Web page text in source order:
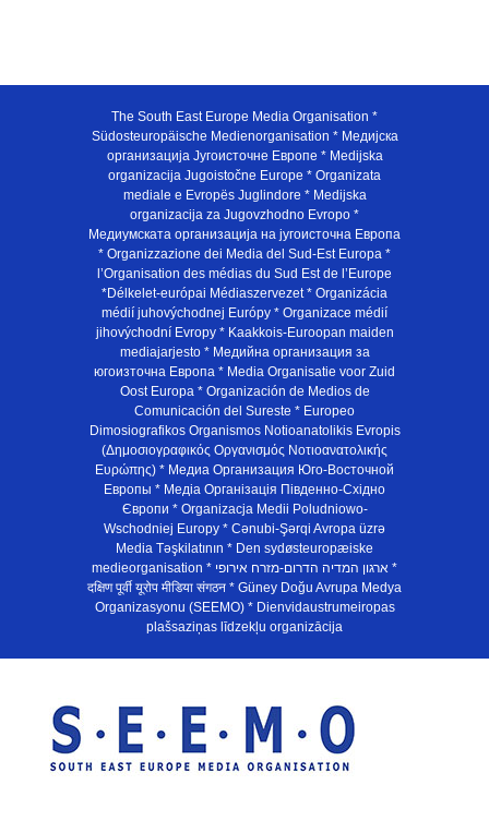
The South East Europe Media Organisation *
Südosteuropäische Medienorganisation * Медијска
организација Југоисточне Европе * Medijska
organizacija Jugoistočne Europe * Organizata
mediale e Evropës Juglindore * Medijska
organizacija za Jugovzhodno Evropo *
Медиумската организација на југоисточна Европа
* Organizzazione dei Media del Sud-Est Europa *
l’Organisation des médias du Sud Est de l’Europe
*Délkelet-európai Médiaszervezet * Organizácia
médií juhovýchodnej Európy * Organizace médií
jihovýchodní Evropy * Kaakkois-Euroopan maiden
mediajarjesto * Медийна организация за
югоизточна Европа * Media Organisatie voor Zuid
Oost Europa * Organización de Medios de
Comunicación del Sureste * Europeo
Dimosiografikos Organismos Notioanatolikis Evropis
(Δημοσιογραφικός Οργανισμός Νοτιοανατολικής
Ευρώπης) * Медиа Организация Юго-Восточной
Европы * Медiа Органiзацiя Пiвденно-Схiдно
Європи * Organizacja Medii Poludniowo-
Wschodniej Europy * Cənubi-Şərqi Avropa üzrə
Media Təşkilatının * Den sydøsteuropæiske
medieorganisation * ארגון המדיה הדרום-מזרח אירופי *
दक्षिण पूर्वी यूरोप मीडिया संगठन * Güney Doğu Avrupa Medya
Organizasyonu (SEEMO) * Dienvidaustrumeiropas
plašsaziņas līdzekļu organizācija